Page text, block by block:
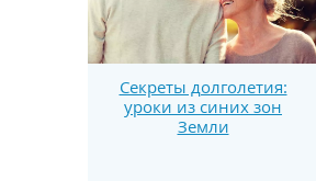
Секреты долголетия:
уроки из синих зон
Земли